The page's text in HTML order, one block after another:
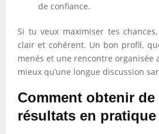
de confiance.
Si tu veux maximiser tes
clair et cohérent. Un bon profil,
menés et une rencontre organisée
mieux qu’une longue discussion
Comment obtenir
résultats en pratique